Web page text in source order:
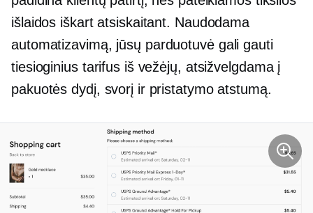
išlaidos iškart atsiskaitant. Naudodama
automatizavimą, jūsų parduotuvė gali gauti
tiesioginius tarifus iš vežėjų, atsižvelgdama į
pakuotės dydį, svorį ir pristatymo atstumą.